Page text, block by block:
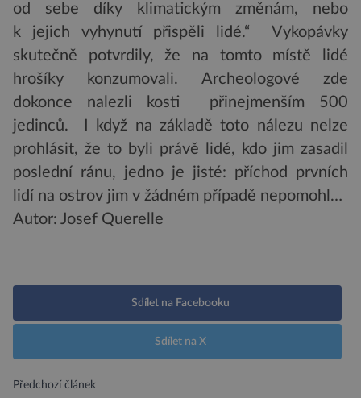
od sebe díky klimatickým změnám, nebo
k jejich vyhynutí přispěli lidé.“ Vykopávky
skutečně potvrdily, že na tomto místě lidé
hrošíky konzumovali. Archeologové zde
dokonce nalezli kosti přinejmenším 500
jedinců. I když na základě toto nálezu nelze
prohlásit, že to byli právě lidé, kdo jim zasadil
poslední ránu, jedno je jisté: příchod prvních
lidí na ostrov jim v žádném případě nepomohl…
Autor: Josef Querelle
Sdílet na Facebooku
Sdílet na X
Předchozí článek